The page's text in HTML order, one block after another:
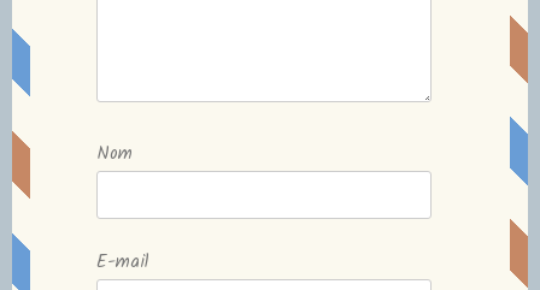
Nom
E-mail